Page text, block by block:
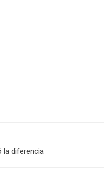
la diferencia